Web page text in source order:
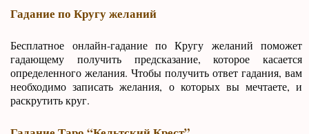
Гадание по Кругу желаний
Бесплатное онлайн-гадание по Кругу желаний поможет
гадающему получить предсказание, которое касается
определенного желания. Чтобы получить ответ гадания, вам
необходимо записать желания, о которых вы мечтаете, и
раскрутить круг.